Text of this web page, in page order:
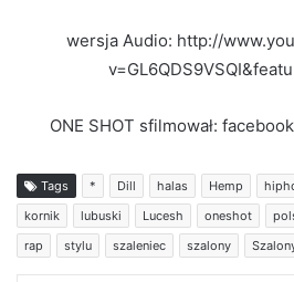
wersja Audio: http://
ONE SHOT sfilmował:
Tags * Dill halas Hemp
kornik
lubuski Lucesh oneshot
rap
stylu szaleniec szalony